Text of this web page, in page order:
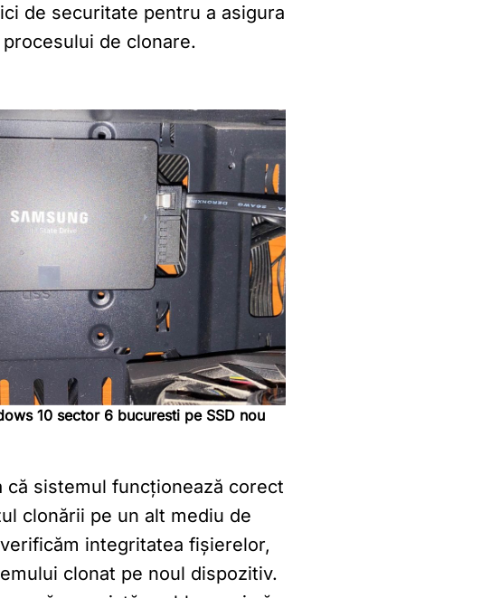
de securitate pentru a asigura
de clonare.
10 sector 6 bucuresti pe SSD nou
sistemul funcționează corect
clonării pe un alt mediu de
integritatea fișierelor,
clonat pe noul dispozitiv.